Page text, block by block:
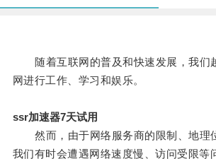
随着互联网的普及和快速发展，我们
网进行工作、学习和娱乐。
ssr加速器7天试用
然而，由于网络服务商的限制、地理
我们有时会遭遇网络速度慢、访问受限等